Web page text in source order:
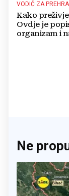
VODIČ ZA
Kako
Ovdje je
organizam i
Ne